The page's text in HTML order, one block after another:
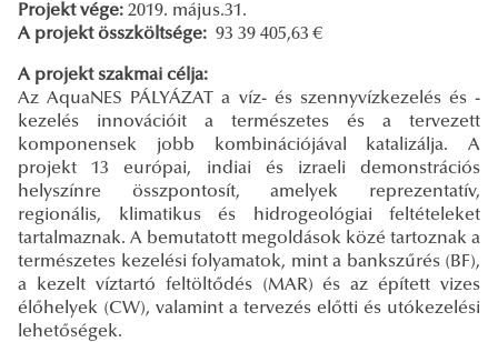
Projekt vége: 2019. május.31.
A projekt összköltsége: 93 39 405,63 €
A projekt szakmai célja:
Az AquaNES PÁLYÁZAT a víz- és szennyvízkezelés és -
kezelés innovációit a természetes és a tervezett
komponensek jobb kombinációjával katalizálja. A
projekt 13 európai, indiai és izraeli demonstrációs
helyszínre összpontosít, amelyek reprezentatív,
regionális, klimatikus és hidrogeológiai feltételeket
tartalmaznak. A bemutatott megoldások közé tartoznak a
természetes kezelési folyamatok, mint a bankszűrés (BF),
a kezelt víztartó feltöltődés (MAR) és az épített vizes
élőhelyek (CW), valamint a tervezés előtti és utókezelési
lehetőségek.